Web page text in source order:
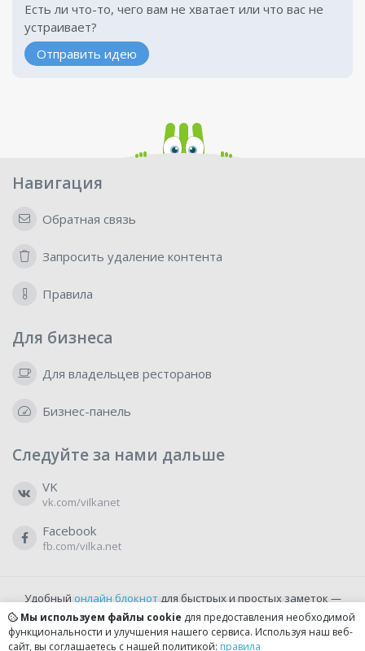
Есть ли что-то, чего вам не хватает или что вас не
устраивает?
Отправить идею
Навигация
Обратная связь
Запросить удаление контента
Правила
Для бизнеса
Для владельцев ресторанов
Бизнес-панель
Следуйте за нами дальше
VK
vk.com/vilkanet
Facebook
fb.com/vilka.net
Удобный онлайн блокнотдля быстрых и простых заметок —
бесплатно и доступно прямо из браузера.
Мы используем файлы cookie для предоставления необходимой
функциональности и улучшения нашего сервиса. Используя наш веб-
сайт, вы соглашаетесь с нашей политикой: правила